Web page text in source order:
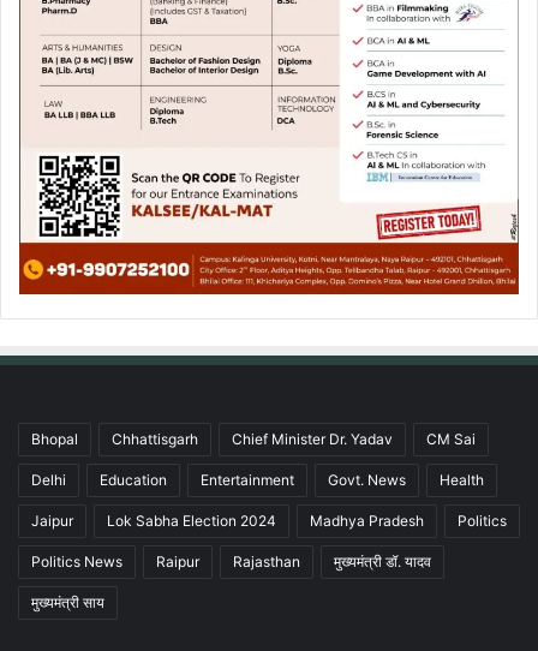
Bhopal Chhattisgarh Chief Minister Dr. Yadav CM Sai
Delhi Education Entertainment Govt. News Health
Jaipur Lok Sabha Election 2024 Madhya Pradesh Politics
Politics News Raipur Rajasthan मुख्यमंत्री डॉ. यादव
मुख्यमंत्री साय